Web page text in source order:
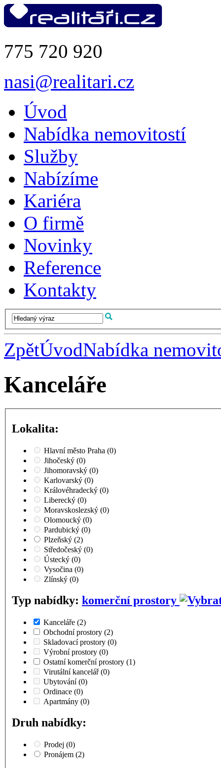
775 720 920
nasi@realitari.cz
Úvod
Nabídka nemovitostí
Služby
Nabízíme
Kariéra
O firmě
Novinky
Reference
Kontakty
ZpětÚvodNabídka
Kanceláře
Lokalita:
Hlavní město Praha (0)
Jihočeský (0)
Jihomoravský (0)
Karlovarský (0)
Královéhradecký (0)
Liberecký (0)
Moravskoslezský (0)
Olomoucký (0)
Pardubický (0)
Plzeňský (2)
Středočeský (0)
Ústecký (0)
Vysočina (0)
Zlínský (0)
Typ nabídky: komerční prostory
Kanceláře (2)
Obchodní prostory (2)
Skladovací prostory (0)
Výrobní prostory (0)
Ostatní komerční prostory (1)
Virutální kancelář(0)
Ubytování(0)
Ordinace (0)
Apartmány (0)
Druh nabídky:
Prodej (0)
Pronájem (2)